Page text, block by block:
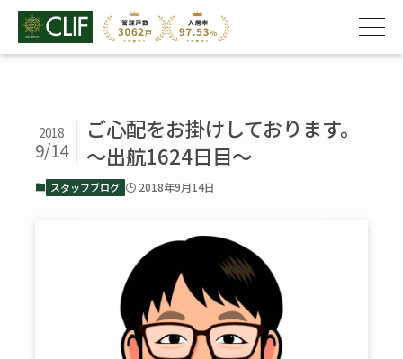
ご心配をお掛けしております。
～出航1624日目～
2018
9/14
スタッフブログ 2018年9月14日